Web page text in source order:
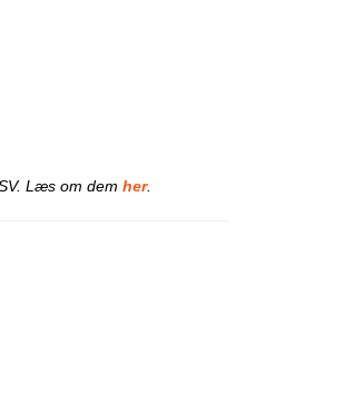
Læs om dem her.